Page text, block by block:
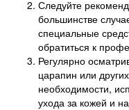
Следуйте
большинстве
специальные
обратиться к
Регулярно
царапин или
необходимости,
ухода за кожей и